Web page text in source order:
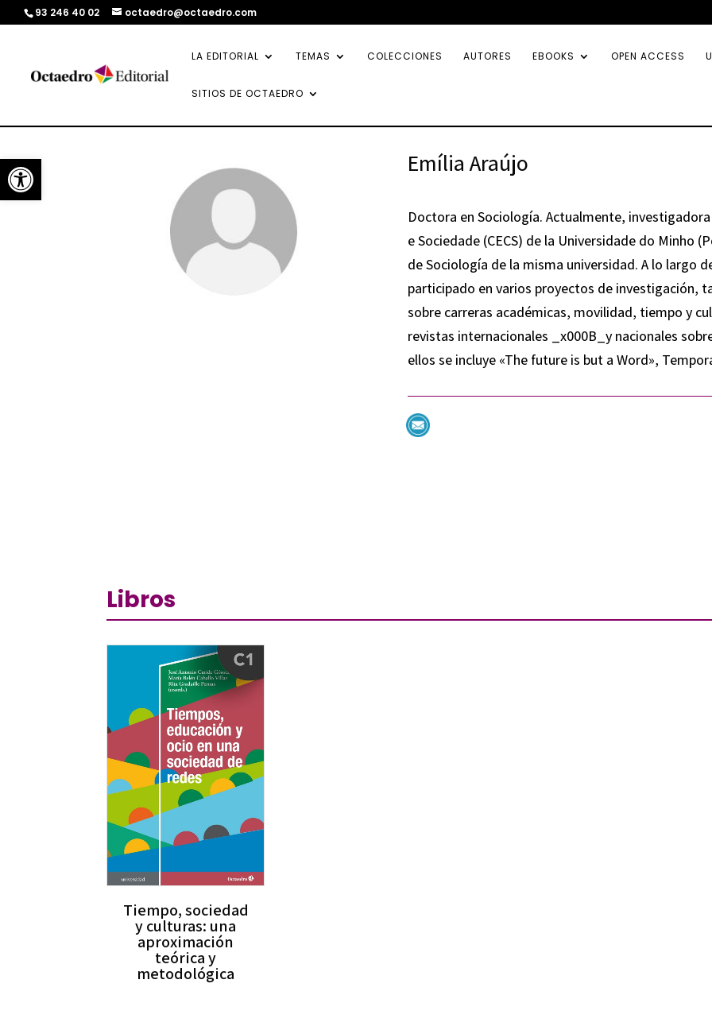
Abrir barra de herramientas
93 246 40 02 octaedro@octaedro.com
LA EDITORIAL TEMAS COLECCIONES AUTORES EBOOKS OPEN ACCESS
SITIOS DE OCTAEDRO
Emília Araújo
Doctora en Sociología. Actualmente,
e Sociedade (CECS) de la Universidade do Minho
de Sociología de la misma universidad. A lo largo
participado en varios proyectos de investigación,
sobre carreras académicas, movilidad, tiempo y
revistas internacionales _x000B_y nacionales
ellos se incluye «The future is but a Word»,
Libros
Tiempo, sociedad
y culturas: una
aproximación
teórica y
metodológica